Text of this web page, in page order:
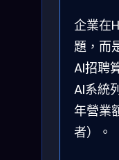
企業在
題，而
AI招聘
AI系統
年營業
者）。